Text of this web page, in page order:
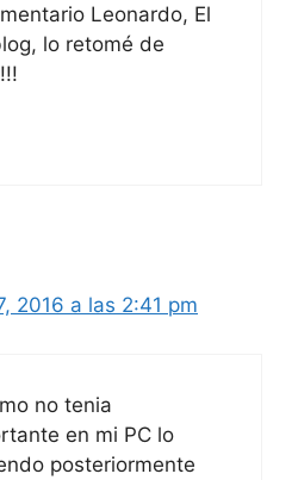
Leonardo, El
lo retomé de
2016 a las 2:41 pm
no tenia
en mi PC lo
posteriormente